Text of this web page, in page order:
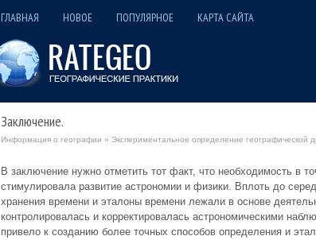
ГЛАВНАЯ НОВОЕ ПОПУЛЯРНОЕ КАРТА САЙТА
Заключение.
Информация о географии » Экспериментальное определение географической
В заключение нужно отметить тот факт, что необходимость в
стимулировала развитие астрономии и физики. Вплоть до
хранения времени и эталоны времени лежали в основе
контролировалась и корректировалась астрономическими
привело к созданию более точных способов определения и